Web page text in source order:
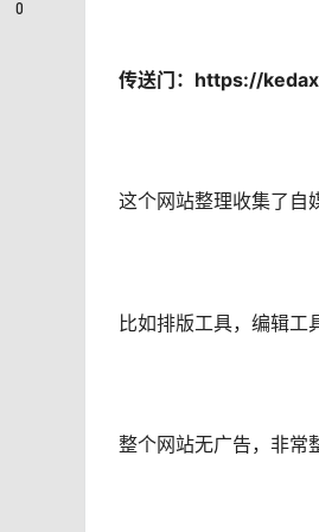
传送门：https://
这个网站整理收集了自
比如排版工具，编辑工
整个网站无广告，非常
0